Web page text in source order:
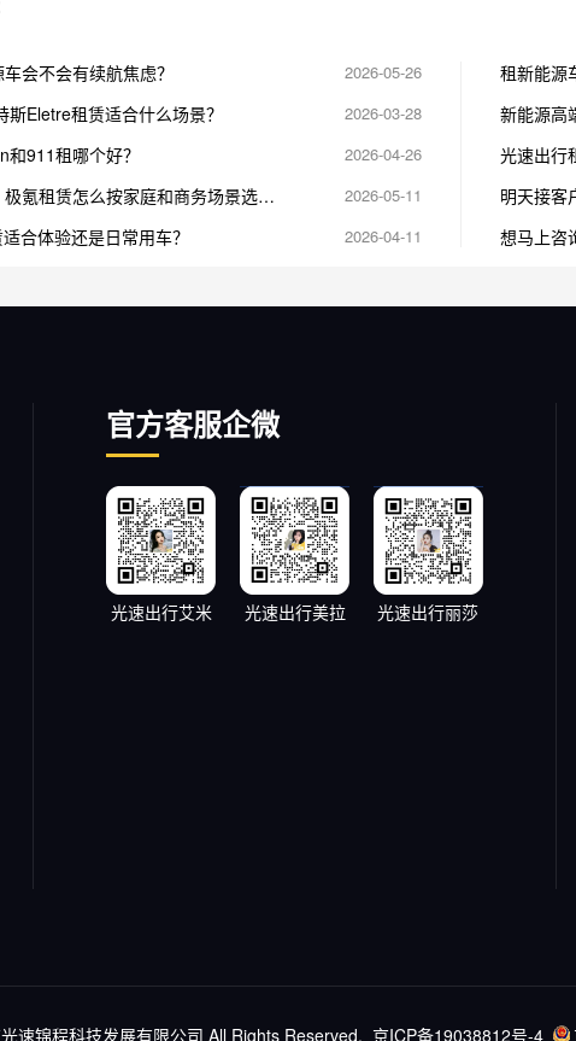
会不会有续航焦虑？ 2026-05-26
斯Eletre租赁适合什么场景？ 2026-03-28
911租哪个好？ 2026-04-26
氪租赁怎么按家庭和商务场景选
2026-05-11
合体验还是日常用车？ 2026-04-11
租新能源
新能源高
光速出行
明天接客
想马上咨
官方客服企微
光速出行艾米 光速出行美拉 光速出行丽莎
速锦程科技发展有限公司 All Rights Reserved. 京ICP备19038812号-4